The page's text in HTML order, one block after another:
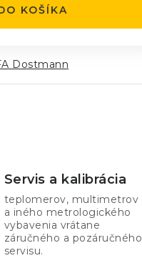
KOŠÍKA
Dostmann
Servis a kalibrácia
teplomerov, multimetrov
a iného metrologického
vybavenia vrátane
záručného a pozáručného
servisu.